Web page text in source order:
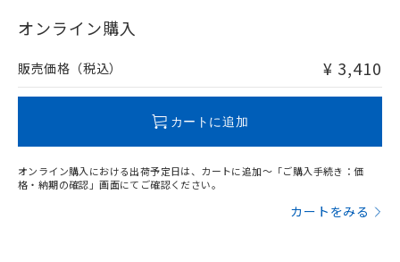
在庫等で未対応品が混在する可能性があります。
問い合わせください。
オンライン購入
販売価格（税込） ¥ 3,410
カートに追加
オンライン購入における出荷予定日は、カートに追加～「ご購入手続き：価
格・納期の確認」画面にてご確認ください。
カートをみる